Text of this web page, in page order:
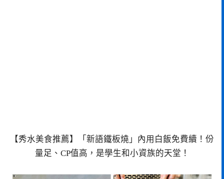
【秀水美食推薦】「新語鐵板燒」內用白飯免費續！份
量足、CP值高，是學生和小資族的天堂！